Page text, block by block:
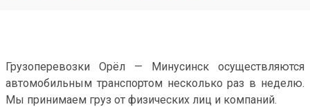
Грузоперевозки Орёл — Минусинск осуществляются
автомобильным транспортом несколько раз в неделю.
Мы принимаем груз от физических лиц и компаний.